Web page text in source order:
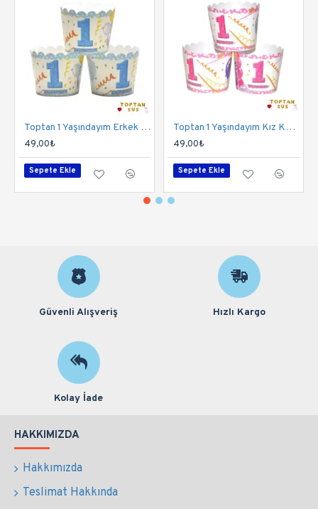
Toptan 1 Yaşındayım Erkek Kek Kapsülü
49,00₺
Sepete Ekle
Toptan 1 Yaşındayım Kız Kek Kapsülü
49,00₺
Sepete Ekle
Güvenli Alışveriş Hızlı Kargo
Kolay İade
HAKKIMIZDA
Hakkımızda
Teslimat Hakkında